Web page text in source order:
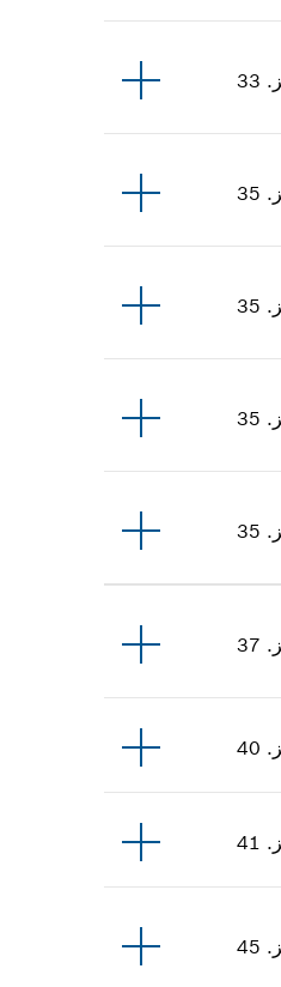
.
33
.
35
.
35
.
35
.
35
.
37
.
40
.
41
.
45